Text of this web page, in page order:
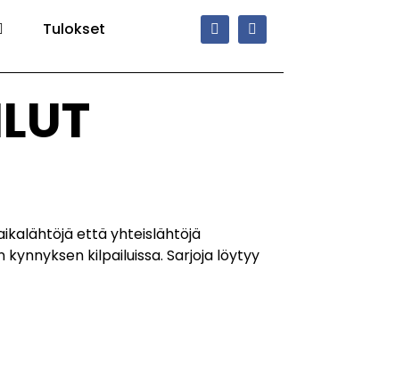
Tulokset
että yhteislähtöjä
kilpailuissa. Sarjoja löytyy